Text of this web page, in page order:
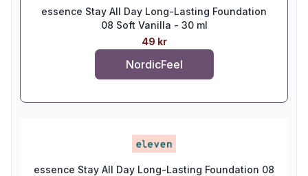
essence Stay All Day Long-Lasting Foundation
08 Soft Vanilla - 30 ml
49 kr
NordicFeel
essence Stay All Day Long-Lasting Foundation 08